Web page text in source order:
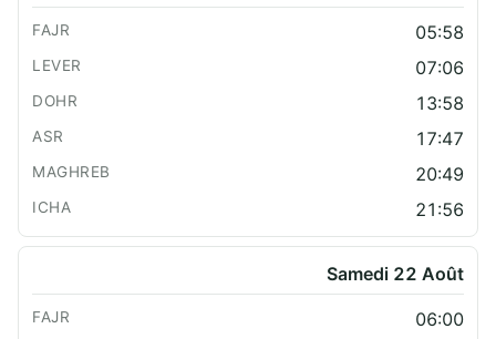
05:58
07:06
13:58
17:47
20:49
21:56
Samedi 22 Août
06:00